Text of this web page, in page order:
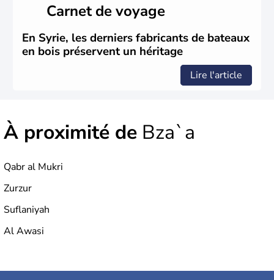
Carnet de voyage
En Syrie, les derniers fabricants de bateaux
en bois préservent un héritage
Lire l'article
À proximité de Bza`a
Qabr al Mukri
Zurzur
Suflaniyah
Al Awasi